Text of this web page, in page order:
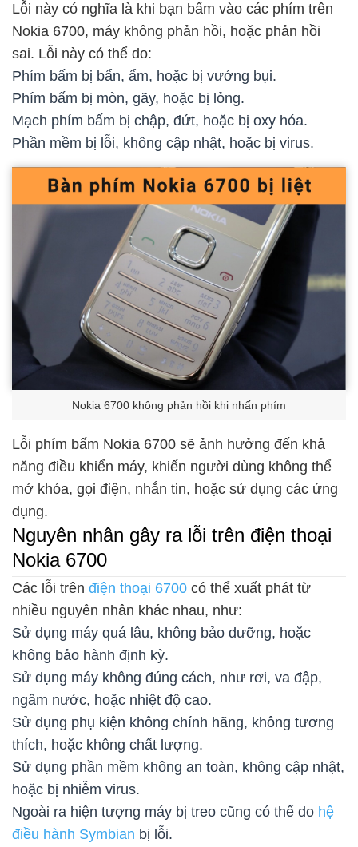
Lỗi này có nghĩa là khi bạn bấm vào các phím trên
Nokia 6700, máy không phản hồi, hoặc phản hồi
sai. Lỗi này có thể do:
Phím bấm bị bẩn, ẩm, hoặc bị vướng bụi.
Phím bấm bị mòn, gãy, hoặc bị lỏng.
Mạch phím bấm bị chập, đứt, hoặc bị oxy hóa.
Phần mềm bị lỗi, không cập nhật, hoặc bị virus.
Nokia 6700 không phản hồi khi nhấn phím
Lỗi phím bấm Nokia 6700 sẽ ảnh hưởng đến khả
năng điều khiển máy, khiến người dùng không thể
mở khóa, gọi điện, nhắn tin, hoặc sử dụng các ứng
dụng.
Nguyên nhân gây ra lỗi trên điện thoại
Nokia 6700
Các lỗi trên điện thoại 6700 có thể xuất phát từ
nhiều nguyên nhân khác nhau, như:
Sử dụng máy quá lâu, không bảo dưỡng, hoặc
không bảo hành định kỳ.
Sử dụng máy không đúng cách, như rơi, va đập,
ngâm nước, hoặc nhiệt độ cao.
Sử dụng phụ kiện không chính hãng, không tương
thích, hoặc không chất lượng.
Sử dụng phần mềm không an toàn, không cập nhật,
hoặc bị nhiễm virus.
Ngoài ra hiện tượng máy bị treo cũng có thể do hệ
điều hành Symbian bị lỗi.